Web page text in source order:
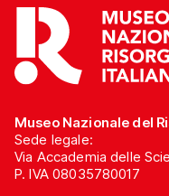
Museo Nazionale del
Sede legale:
Via Accademia delle
P. IVA 08035780017